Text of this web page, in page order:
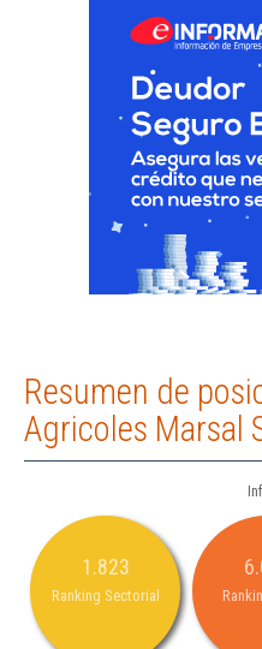
Resumen de
Agricoles Marsal
1.823
Ranking Sectorial